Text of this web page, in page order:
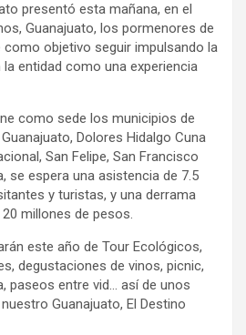
presentó esta mañana, en el
Guanajuato, los pormenores de
objetivo seguir impulsando la
entidad como una experiencia
como sede los municipios de
Dolores Hidalgo Cuna
San Felipe, San Francisco
se espera una asistencia de 7.5
y turistas, y una derrama
millones de pesos.
este año de Tour Ecológicos,
degustaciones de vinos, picnic,
paseos entre vid… así de unos
Guanajuato, El Destino